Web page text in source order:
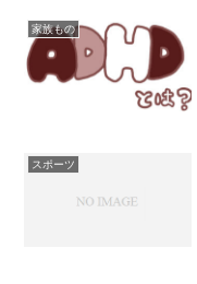
家族もの
スポーツ